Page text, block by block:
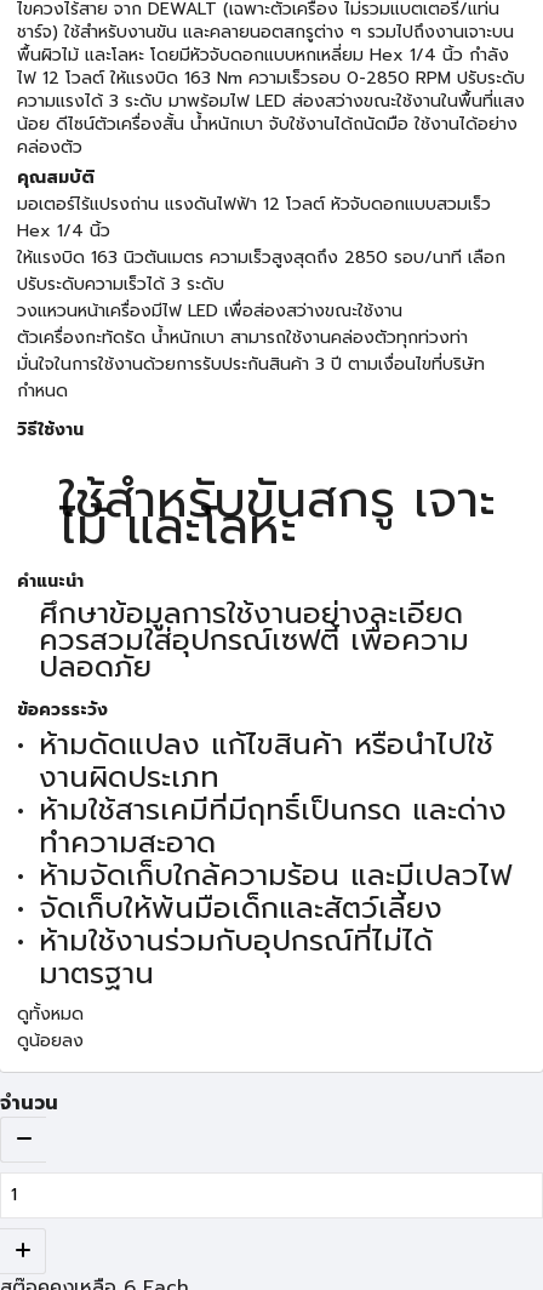
ไขควงไร้สาย จาก DEWALT (เฉพาะตัวเครื่อง ไม่รวมแบตเตอรี่/แท่น
ชาร์จ) ใช้สำหรับงานขัน และคลายนอตสกรูต่าง ๆ รวมไปถึงงานเจาะบน
พื้นผิวไม้ และโลหะ โดยมีหัวจับดอกแบบหกเหลี่ยม Hex 1/4 นิ้ว กำลัง
ไฟ 12 โวลต์ ให้แรงบิด 163 Nm ความเร็วรอบ 0-2850 RPM ปรับระดับ
ความแรงได้ 3 ระดับ มาพร้อมไฟ LED ส่องสว่างขณะใช้งานในพื้นที่แสง
น้อย ดีไซน์ตัวเครื่องสั้น น้ำหนักเบา จับใช้งานได้ถนัดมือ ใช้งานได้อย่าง
คล่องตัว
คุณสมบัติ
มอเตอร์ไร้แปรงถ่าน แรงดันไฟฟ้า 12 โวลต์ หัวจับดอกแบบสวมเร็ว
Hex 1/4 นิ้ว
ให้แรงบิด 163 นิวตันเมตร ความเร็วสูงสุดถึง 2850 รอบ/นาที เลือก
ปรับระดับความเร็วได้ 3 ระดับ
วงแหวนหน้าเครื่องมีไฟ LED เพื่อส่องสว่างขณะใช้งาน
ตัวเครื่องกะทัดรัด น้ำหนักเบา สามารถใช้งานคล่องตัวทุกท่วงท่า
มั่นใจในการใช้งานด้วยการรับประกันสินค้า 3 ปี ตามเงื่อนไขที่บริษัท
กำหนด
วิธีใช้งาน
ใช้สำหรับขันสกรู เจาะ
ไม้ และโลหะ
คำแนะนำ
ศึกษาข้อมูลการใช้งานอย่างละเอียด
ควรสวมใส่อุปกรณ์เซฟตี้ เพื่อความ
ปลอดภัย
ข้อควรระวัง
ห้ามดัดแปลง แก้ไขสินค้า หรือนำไปใช้
งานผิดประเภท
ห้ามใช้สารเคมีที่มีฤทธิ์เป็นกรด และด่าง
ทำความสะอาด
ห้ามจัดเก็บใกล้ความร้อน และมีเปลวไฟ
จัดเก็บให้พ้นมือเด็กและสัตว์เลี้ยง
ห้ามใช้งานร่วมกับอุปกรณ์ที่ไม่ได้
มาตรฐาน
ดูทั้งหมด
ดูน้อยลง
จำนวน